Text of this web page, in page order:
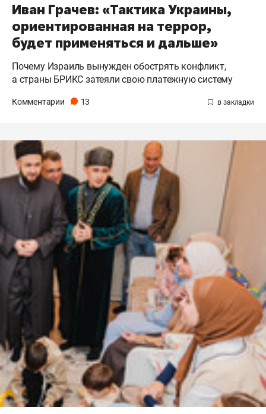
Иван Грачев: «Тактика Украины,
ориентированная на террор,
будет применяться и дальше»
Почему Израиль вынужден обострять конфликт,
а страны БРИКС затеяли свою платежную систему
Комментарии 13